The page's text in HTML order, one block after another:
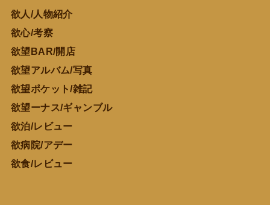
欲人/人物紹介
欲心/考察
欲望BAR/開店
欲望アルバム/写真
欲望ポケット/雑記
欲望ーナス/ギャンブル
欲泊/レビュー
欲病院/アデー
欲食/レビュー